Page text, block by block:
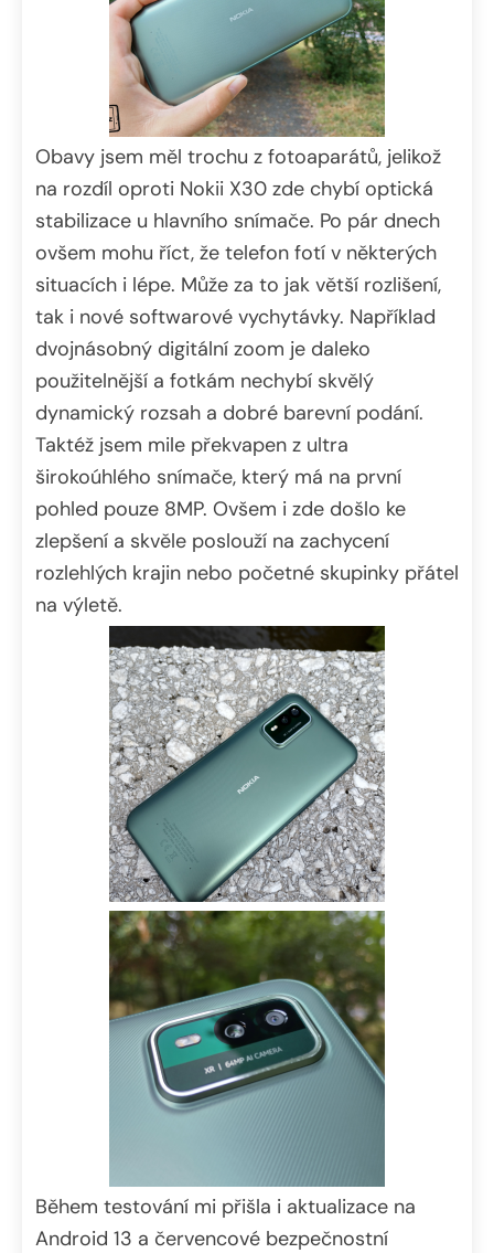
Obavy jsem měl trochu z fotoaparátů, jelikož
na rozdíl oproti Nokii X30 zde chybí optická
stabilizace u hlavního snímače. Po pár dnech
ovšem mohu říct, že telefon fotí v některých
situacích i lépe. Může za to jak větší rozlišení,
tak i nové softwarové vychytávky. Například
dvojnásobný digitální zoom je daleko
použitelnější a fotkám nechybí skvělý
dynamický rozsah a dobré barevní podání.
Taktéž jsem mile překvapen z ultra
širokoúhlého snímače, který má na první
pohled pouze 8MP. Ovšem i zde došlo ke
zlepšení a skvěle poslouží na zachycení
rozlehlých krajin nebo početné skupinky přátel
na výletě.
Během testování mi přišla i aktualizace na
Android 13 a červencové bezpečnostní